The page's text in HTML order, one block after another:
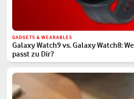
GADGETS & WEARABLES
Galaxy Watch9 vs. Galaxy Watch8:
passt zu Dir?